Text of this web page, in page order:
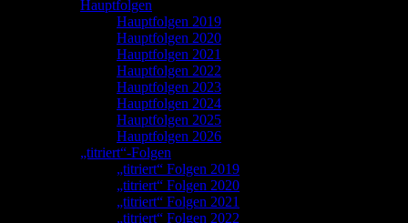
Hauptfolgen
Hauptfolgen 2019
Hauptfolgen 2020
Hauptfolgen 2021
Hauptfolgen 2022
Hauptfolgen 2023
Hauptfolgen 2024
Hauptfolgen 2025
Hauptfolgen 2026
„titriert“-Folgen
„titriert“ Folgen 2019
„titriert“ Folgen 2020
„titriert“ Folgen 2021
„titriert“ Folgen 2022